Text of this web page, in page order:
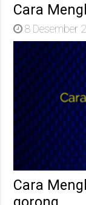
Cara
8 Desember
Cara